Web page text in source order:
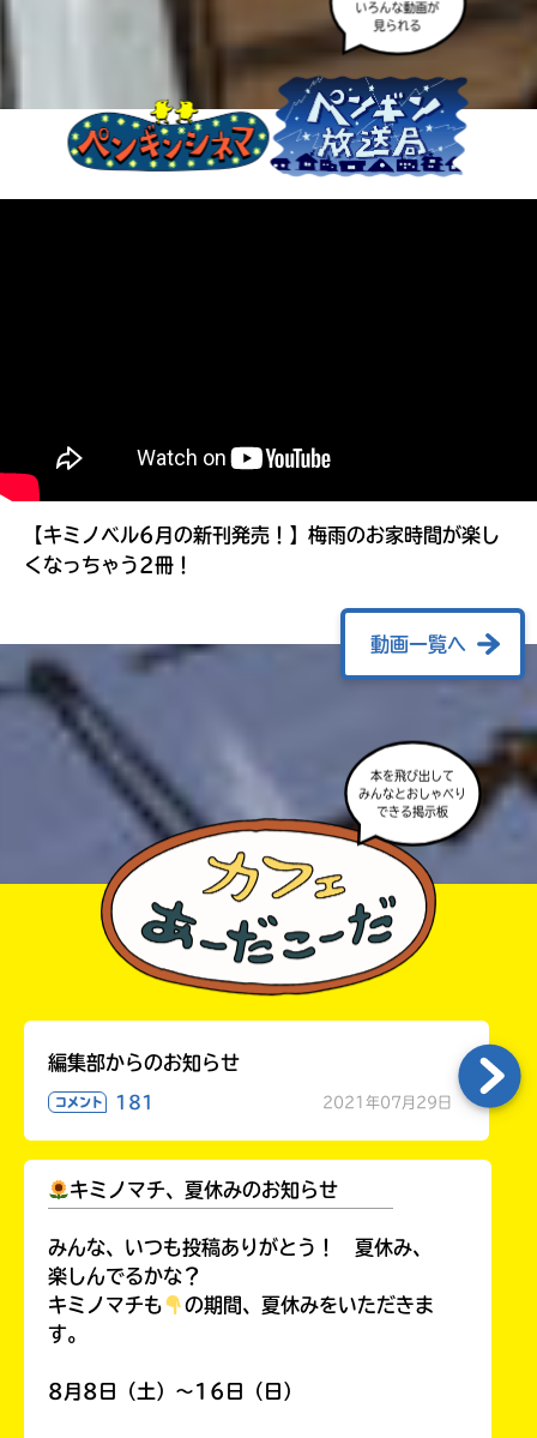
いろんな動画が
見られる
【キミノベル6月の新刊発売！】梅雨のお家時間が楽し
くなっちゃう2冊！
動画一覧へ
本を飛び出して
みんなとおしゃべり
できる掲示板
編集部からのお知らせ
コメント 181 2021年07月29日
キミノマチ、夏休みのお知らせ
みんな、いつも投稿ありがとう！ 夏休み、
楽しんでるかな？
キミノマチも
の期間、夏休みをいただきま
す。
8月8日（土）～16日（日）
み
て
ね
る